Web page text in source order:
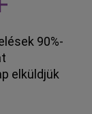
90%-
elküldjük